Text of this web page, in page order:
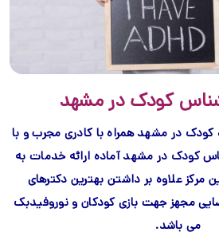
کودک در مشهد
کودک در مشهد همراه با کادری مجرب و با
کودک در مشهد آماده ارائه خدمات به
مرکز علاوه بر داشتن بهترین دکترهای
مجهز جهت بازی کودکان و نوروفیدبک
می باشد.